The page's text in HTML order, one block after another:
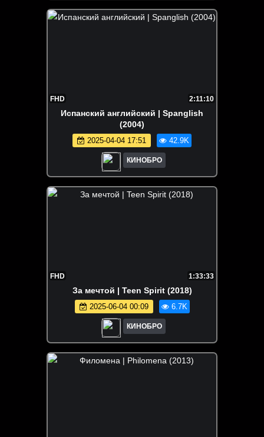
FHD 2:11:10
Испанский английский | Spanglish
(2004)
2025-04-04 17:51 42.9K
КИНОБРО
FHD 1:33:33
За мечтой | Teen Spirit (2018)
2025-06-04 00:09 6.7K
КИНОБРО